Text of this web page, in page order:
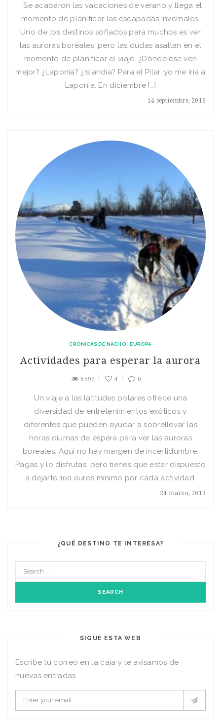
14 septiembre, 2016
Se acabaron las vacaciones de verano y llega el
momento de planificar las escapadas invernales.
Uno de los destinos soñados para muchos es ver
las auroras boreales, pero las dudas asaltan en el
momento de planificar el viaje. ¿Dónde ese ven
mejor? ¿Laponia? ¿Islandia? Para el Pilar, yo me iría a
Laponia. En diciembre […]
CRÓNICAS DE NACHO EUROPA
Actividades para esperar la aurora
6592 4 0
24 marzo, 2013
Un viaje a las latitudes polares ofrece una
diversidad de entretenimientos exóticos y
diferentes que pueden ayudar a sobrellevar las
horas diurnas de espera para ver las auroras
boreales. Aquí no hay margen de incertidumbre.
Pagas y lo disfrutas, pero tienes que estar dispuesto
a dejarte 100 euros mínimo por cada actividad.
¿QUÉ DESTINO TE INTERESA?
SIGUE ESTA WEB
Escribe tu correo en la caja y te avisamos de
nuevas entradas